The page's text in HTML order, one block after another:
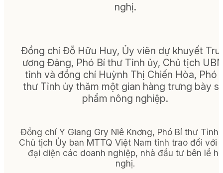
nghị.
Đồng chí Đỗ Hữu Huy, Ủy viên dự khuyết
ương Đảng, Phó Bí thư Tỉnh ủy, Chủ tịch
tỉnh và đồng chí Huỳnh Thị Chiến Hòa, Phó
thư Tỉnh ủy thăm một gian hàng trưng bày
phẩm nông nghiệp.
Đồng chí Y Giang Gry Niê Knơng, Phó Bí thư Tỉnh
Chủ tịch Ủy ban MTTQ Việt Nam tỉnh trao đổi với
đại diện các doanh nghiệp, nhà đầu tư bên lề
nghị.